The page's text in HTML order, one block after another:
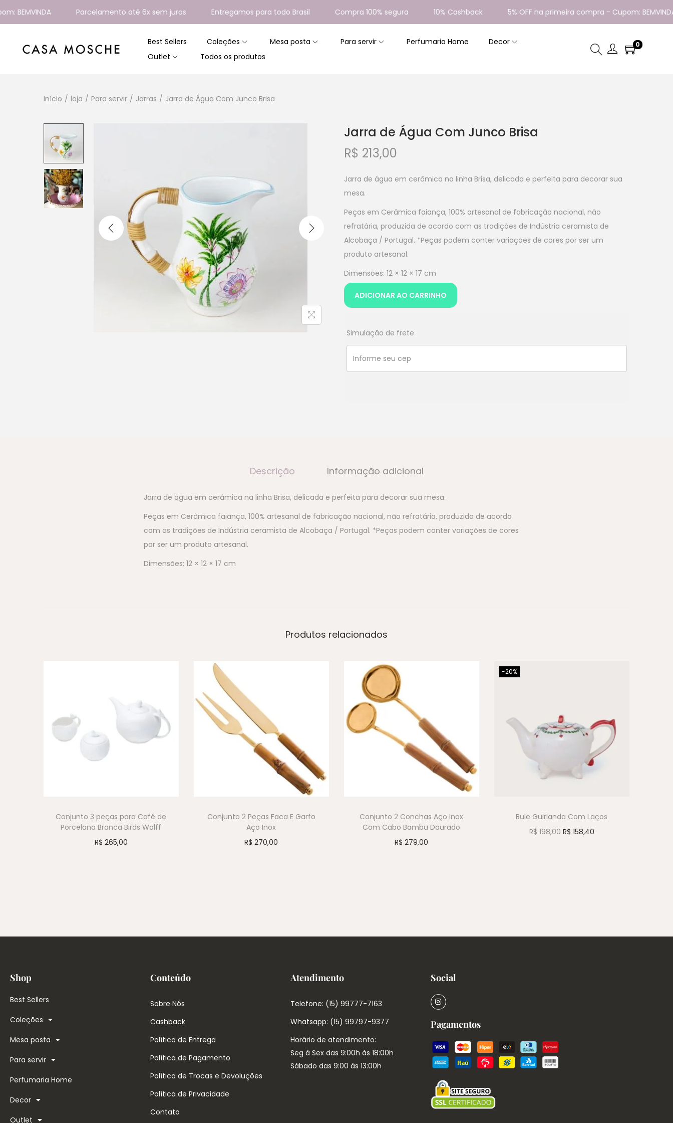
Parcelamento até 6x sem juros Entregamos para todo Brasil Compra 100% segura 10% Cashback 5% OFF na primeira compra - Cupom: BEMVINDA
Best Sellers Coleções Mesa posta Para servir Perfumaria Home
Decor
Outlet
Todos os produtos
0
Início / loja / Para servir / Jarras / Jarra de Água Com Junco Brisa
Jarra de Água Com Junco Brisa
R$ 213,00
Jarra de água em cerâmica na linha Brisa, delicada e perfeita para decorar sua
mesa.
Peças em Cerâmica faiança, 100% artesanal de fabricação nacional, não
refratária, produzida de acordo com as tradições de Indústria ceramista de
Alcobaça / Portugal. *Peças podem conter variações de cores por ser um
produto artesanal.
Dimensões: 12 × 12 × 17 cm
ADICIONAR AO CARRINHO
Simulação de frete
Descrição Informação adicional
Jarra de água em cerâmica na linha Brisa, delicada e perfeita para decorar sua mesa.
Peças em Cerâmica faiança, 100% artesanal de fabricação nacional, não refratária, produzida de acordo
com as tradições de Indústria ceramista de Alcobaça / Portugal. *Peças podem conter variações de cores
por ser um produto artesanal.
Dimensões: 12 × 12 × 17 cm
Produtos relacionados
Conjunto 3 peças para Café de
Porcelana Branca Birds Wolff
R$ 265,00
Conjunto 2 Peças Faca E Garfo
Aço Inox
R$ 270,00
Conjunto 2 Conchas Aço Inox
Com Cabo Bambu Dourado
R$ 279,00
-20%
Bule Guirlanda Com Laços
R$198,00 R$ 158,40
Shop
Best Sellers
Coleções
Mesa posta
Para servir
Perfumaria Home
Decor
Outlet
Conteúdo
Sobre Nós
Cashback
Política de Entrega
Política de Pagamento
Política de Trocas e Devoluções
Política de Privacidade
Contato
Atendimento
Telefone: (15) 99777-7163
Whatsapp: (15) 99797-9377
Horário de atendimento:
Seg à Sex das 9:00h às 18:00h
Sábado das 9:00 às 13:00h
Social
Pagamentos